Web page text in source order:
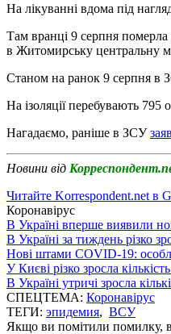
На лікуванні вдома під
Там вранці 9 серпня померла
в Житомирську центральну
Станом на ранок 9 серпня в
На ізоляції перебувають 795
Нагадаємо, раніше в ЗСУ
Новини від
Читайте Korrespondent.net в
Коронавірус
В Україні вперше виявили
В Україні за тиждень різко
Нові штами COVID-19:
У Києві різко зросла
В Україні утричі зросла
СПЕЦТЕМА: Коронавірус
ТЕГИ: эпидемия, ВСУ
Якщо ви помітили помилку,